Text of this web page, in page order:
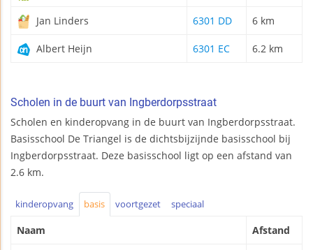
Jan Linders 6301 DD 6 km
Albert Heijn 6301 EC 6.2 km
Scholen in de buurt van Ingberdorpsstraat
Scholen en kinderopvang in de buurt van Ingberdorpsstraat.
Basisschool De Triangel is de dichtsbijzijnde basisschool bij
Ingberdorpsstraat. Deze basisschool ligt op een afstand van
2.6 km.
kinderopvang basis voortgezet speciaal
Naam Afstand